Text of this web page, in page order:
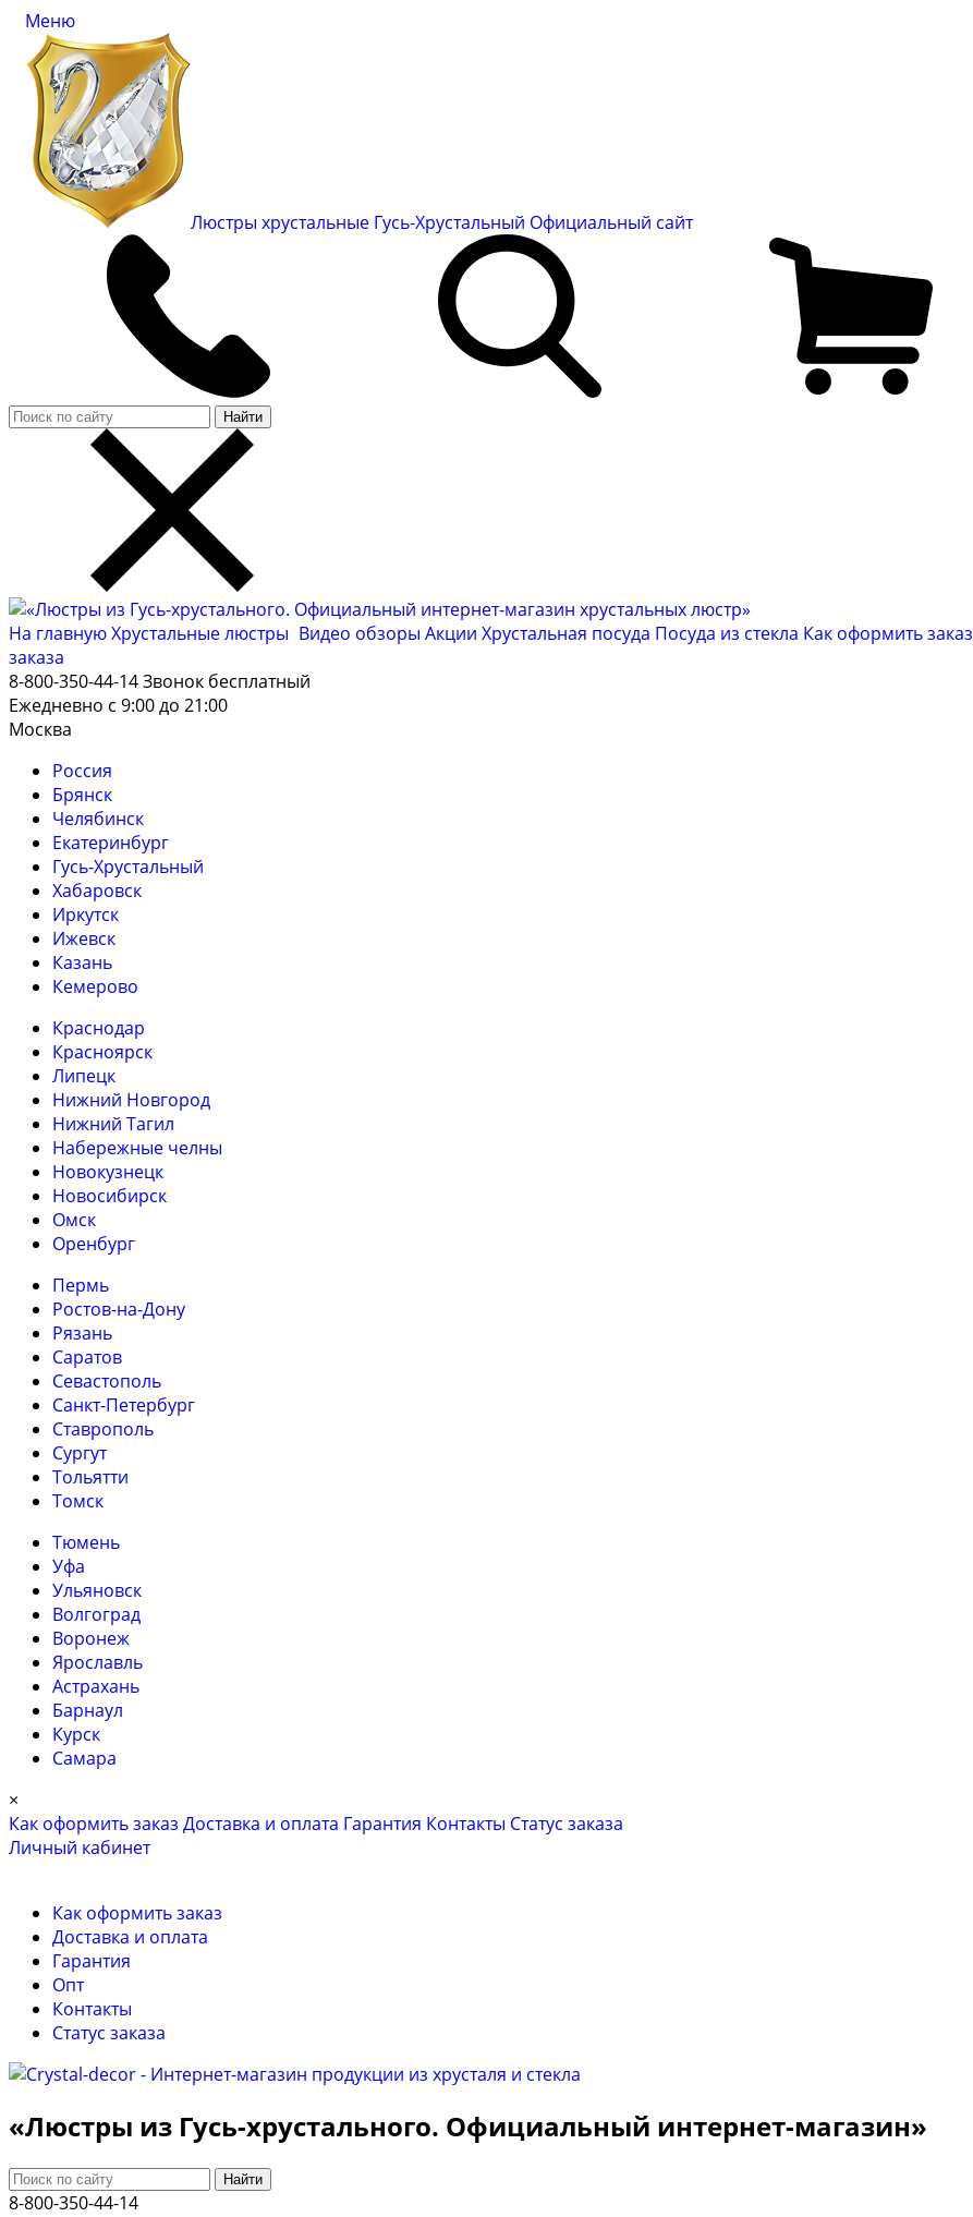
Меню
Люстры хрустальные Гусь-Хрустальный Официальный сайт
Найти
На главнуюХрустальные люстры Видео обзоры Акции Хрустальная посуда Посуда из стекла Как оформить заказ
заказа
8-800-350-44-14Звонок бесплатный
Ежедневно с 9:00 до 21:00
Москва
Россия
Брянск
Челябинск
Екатеринбург
Гусь-Хрустальный
Хабаровск
Иркутск
Ижевск
Казань
Кемерово
Краснодар
Красноярск
Липецк
Нижний Новгород
Нижний Тагил
Набережные челны
Новокузнецк
Новосибирск
Омск
Оренбург
Пермь
Ростов-на-Дону
Рязань
Саратов
Севастополь
Санкт-Петербург
Ставрополь
Сургут
Тольятти
Томск
Тюмень
Уфа
Ульяновск
Волгоград
Воронеж
Ярославль
Астрахань
Барнаул
Курск
Самара
×
Как оформить заказ Доставка и оплата Гарантия Контакты Cтатус заказа
Личный кабинет
Как оформить заказ
Доставка и оплата
Гарантия
Опт
Контакты
Cтатус заказа
«Люстры из Гусь-хрустального. Официальный интернет-магазин»
Найти
8-800-350-44-14